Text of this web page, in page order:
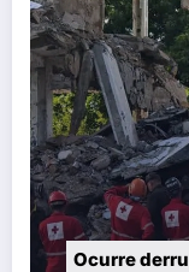
Ocurre